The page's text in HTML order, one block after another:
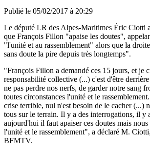
Publié le 05/02/2017 à 20:29
Le député LR des Alpes-Maritimes Éric Ciotti
que François Fillon "apaise les doutes",
"l'unité et au rassemblement" alors que la
sans doute la pire depuis très longtemps".
"François Fillon a demandé ces 15 jours, et je
responsabilité collective (...) c'est d'être
ne pas perdre nos nerfs, de garder notre sang
toutes circonstances l'unité et le
crise terrible, nul n'est besoin de le cacher (...)
tous sur le terrain. Il y a des interrogations, il y
aujourd'hui il faut apaiser ces doutes mais
l'unité et le rassemblement", a déclaré M.
BFMTV.